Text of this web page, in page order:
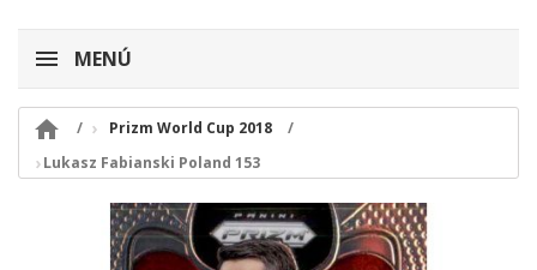
MENÚ

Prizm World Cup 2018
Lukasz Fabianski Poland 153